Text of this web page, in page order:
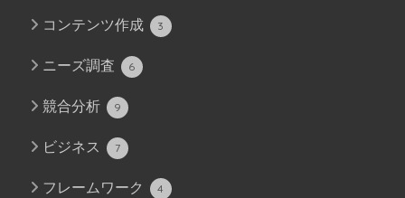
コンテンツ作成 3
ニーズ調査 6
競合分析 9
ビジネス 7
フレームワーク 4